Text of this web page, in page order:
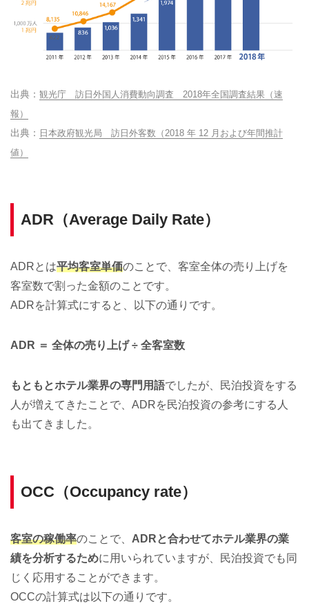
観光庁 訪日外国人消費動向調査 2018年全国調査結果（速
報）
日本政府観光局 訪日外客数（2018 年 12 月および年間推計
値）
ADR（Average Daily Rate）
ADRとは平均客室単価のことで、客室全体の売り上げを
客室数で割った金額のことです。
ADRを計算式にすると、以下の通りです。
ADR ＝ 全体の売り上げ ÷ 全客室数
もともとホテル業界の専門用語でしたが、民泊投資をする
人が増えてきたことで、ADRを民泊投資の参考にする人
も出てきました。
OCC（Occupancy rate）
客室の稼働率のことで、 ADRと合わせてホテル業界の業
績を分析するために用いられていますが、民泊投資でも同
じく応用することができます。
OCCの計算式は以下の通りです。